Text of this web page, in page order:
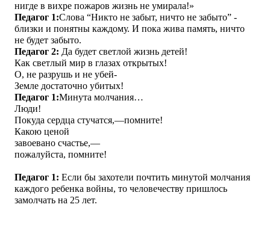
нигде в вихре пожаров жизнь не умирала!»
Педагог 1:Слова “Никто не забыт, ничто не забыто” -
близки и понятны каждому. И пока жива память, ничто
не будет забыто.
Педагог 2: Да будет светлой жизнь детей!
Как светлый мир в глазах открытых!
О, не разрушь и не убей-
Земле достаточно убитых!
Педагог 1:Минута молчания…
Люди!
Покуда сердца стучатся,—помните!
Какою ценой
завоевано счастье,—
пожалуйста, помните!
Педагог 1: Если бы захотели почтить минутой молчания
каждого ребенка войны, то человечеству пришлось
замолчать на 25 лет.